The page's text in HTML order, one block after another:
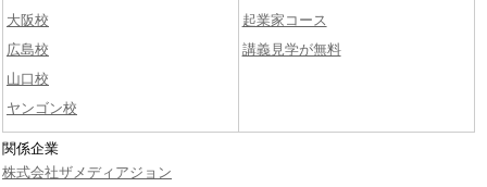
大阪校
広島校
山口校
ヤンゴン校
起業家コース
講義見学が無料
関係企業
株式会社ザメディアジョン